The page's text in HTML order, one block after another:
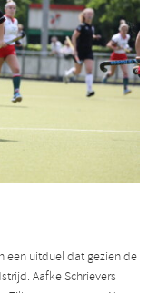
een uitduel dat gezien de
Aafke Schrievers